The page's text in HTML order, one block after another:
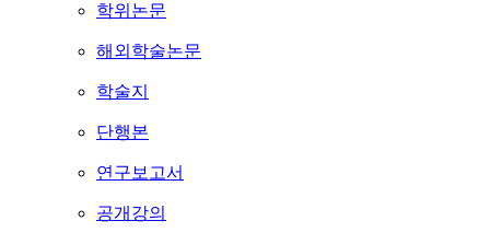
학위논문
해외학술논문
학술지
단행본
연구보고서
공개강의